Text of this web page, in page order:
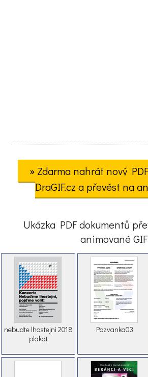
» Zdarma nahrát nový
DraGIF.cz a převést na
Ukázka PDF dokumentů
animované GIF
nebudte lhostejni 2018
plakat
Pozvanka03